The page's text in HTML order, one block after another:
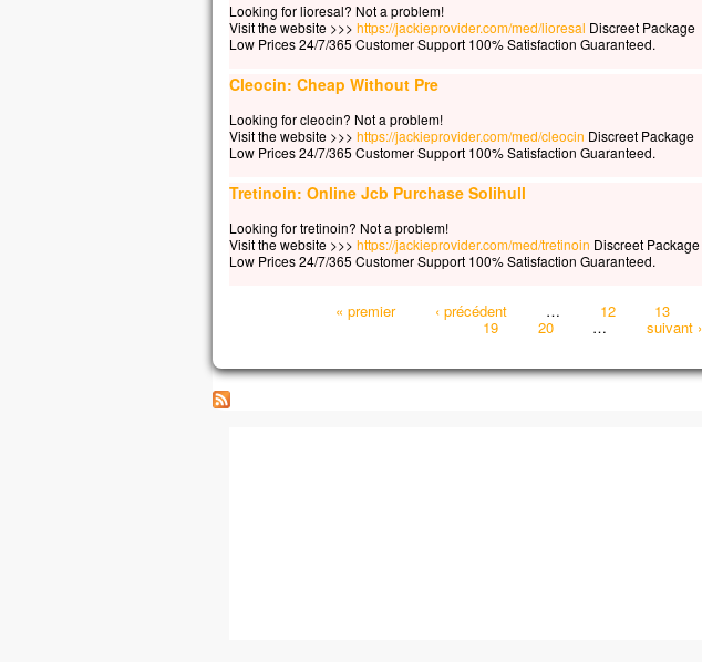
Looking for lioresal? Not a problem!
Visit the website >>> https://jackieprovider.com/med/lioresal Discreet Package
Low Prices 24/7/365 Customer Support 100% Satisfaction Guaranteed.
Cleocin: Cheap Without Pre
Looking for cleocin? Not a problem!
Visit the website >>> https://jackieprovider.com/med/cleocin Discreet Package
Low Prices 24/7/365 Customer Support 100% Satisfaction Guaranteed.
Tretinoin: Online Jcb Purchase Solihull
Looking for tretinoin? Not a problem!
Visit the website >>> https://jackieprovider.com/med/tretinoin Discreet Package
Low Prices 24/7/365 Customer Support 100% Satisfaction Guaranteed.
« premier ‹ précédent … 12 13
19 20 … suivant ›